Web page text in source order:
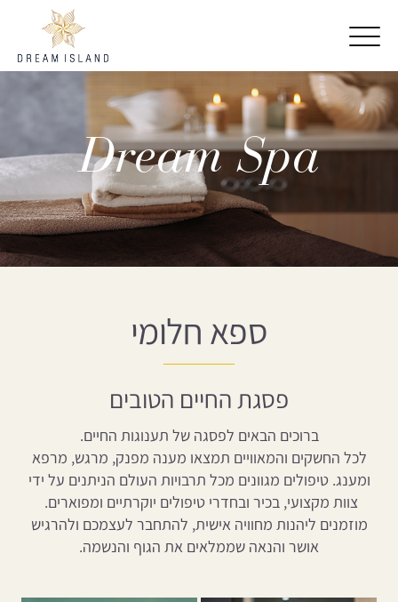
Dream Spa
ספא חלומי
פסגת החיים הטובים
ברוכים הבאים לפסגה של תענוגות החיים.
לכל החשקים והמאוויים תמצאו מענה מפנק, מרגש, מרפא
ומענג. טיפולים מגוונים מכל תרבויות העולם הניתנים על ידי
צוות מקצועי, בכיר ובחדרי טיפולים יוקרתיים ומפוארים.
מוזמנים ליהנות מחוויה אישית, להתחבר לעצמכם ולהרגיש
אושר והנאה שממלאים את הגוף והנשמה.